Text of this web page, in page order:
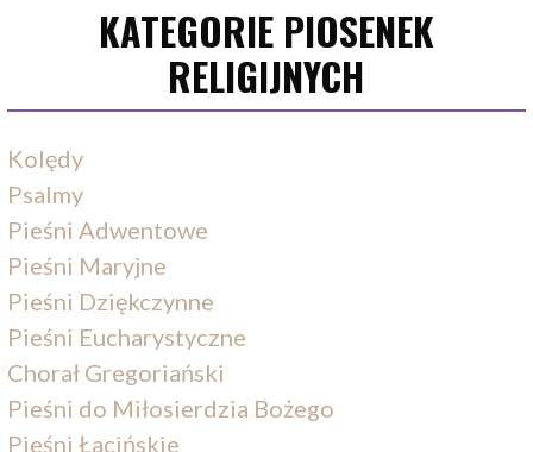
KATEGORIE PIOSENEK
RELIGIJNYCH
Kolędy
Psalmy
Pieśni Adwentowe
Pieśni Maryjne
Pieśni Dziękczynne
Pieśni Eucharystyczne
Chorał Gregoriański
Pieśni do Miłosierdzia Bożego
Pieśni Łacińskie